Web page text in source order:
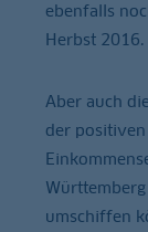
ebenfalls
Herbst 2016.
Aber auch
der
umschiffen